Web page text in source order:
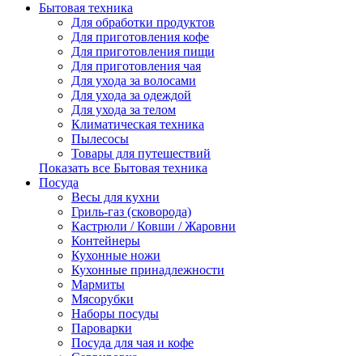
Бытовая техника
Для обработки продуктов
Для приготовления кофе
Для приготовления пищи
Для приготовления чая
Для ухода за волосами
Для ухода за одеждой
Для ухода за телом
Климатическая техника
Пылесосы
Товары для путешествий
Показать все Бытовая техника
Посуда
Весы для кухни
Гриль-газ (сковорода)
Кастрюли / Ковши / Жаровни
Контейнеры
Кухонные ножи
Кухонные принадлежности
Мармиты
Мясорубки
Наборы посуды
Пароварки
Посуда для чая и кофе